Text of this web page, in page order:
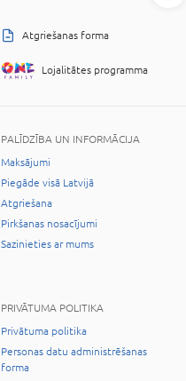
Atgriešanas forma
Lojalitātes programma
PALĪDZĪBA UN INFORMĀCIJA
Maksājumi
Piegāde visā Latvijā
Atgriešana
Pirkšanas nosacījumi
Sazinieties ar mums
PRIVĀTUMA POLITIKA
Privātuma politika
Personas datu administrēšanas
forma